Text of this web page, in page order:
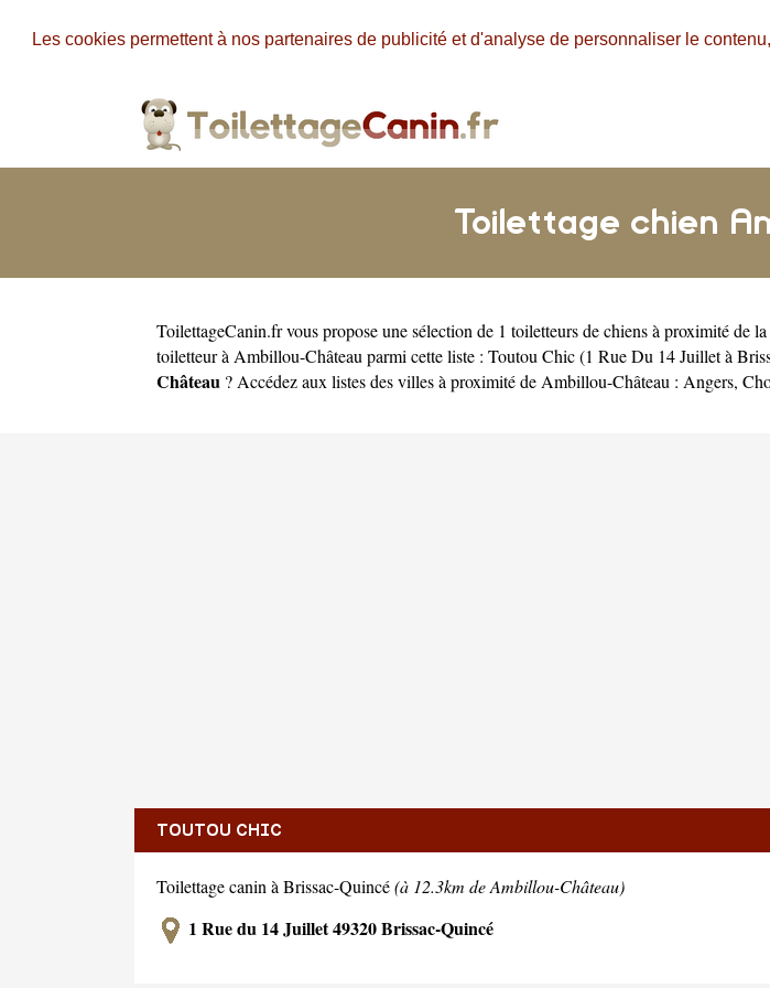
Les cookies permettent à nos partenaires de publicité et d'analyse de personnaliser le
Toilettage chien
ToilettageCanin.frvous propose une sélection de 1 toiletteurs de chiens à proximité de la
toiletteur à Ambillou-Château parmi cette liste : Toutou Chic (1 Rue Du 14 Juillet à
Château ? Accédez aux listes des villes à proximité de Ambillou-Château : Angers,
TOUTOU CHIC
Toilettage canin à Brissac-Quincé(à 12.3km de Ambillou-Château)
1 Rue du 14 Juillet 49320 Brissac-Quincé